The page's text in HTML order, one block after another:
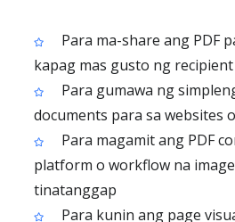
Para ma-share ang PDF
kapag mas gusto ng
Para gumawa ng
documents para sa websites
Para magamit ang PDF
platform o workflow na
tinatanggap
Para kunin ang page